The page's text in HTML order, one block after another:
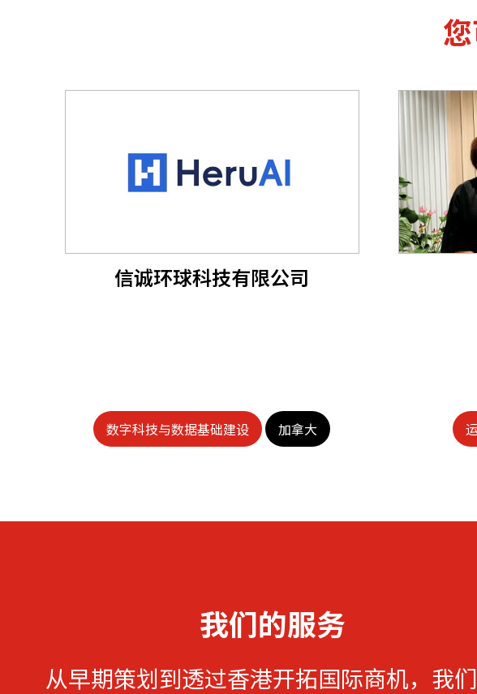
信诚环球科技有限公司
数字科技与数据基础建设 加拿大
我们的服务
从早期策划到透过香港开拓国际商机，我